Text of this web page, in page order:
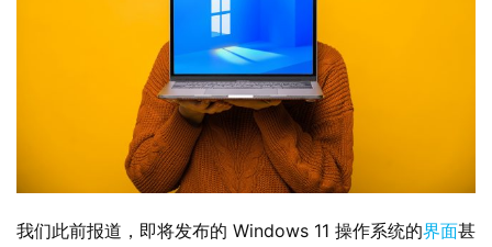
我们此前报道，即将发布的 Windows 11 操作系统的界面甚